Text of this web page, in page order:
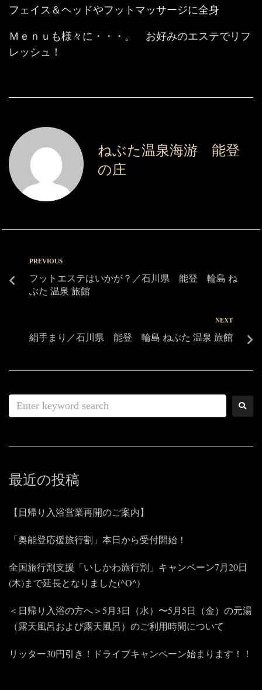
フェイス＆ヘッドやフットマッサージに全身
Ｍｅｎｕも様々に・・・。 お好みのエステでリフ
レッシュ！
ねぶた温泉海游 能登
の庄
PREVIOUS
フットエステはいかが？／石川県 能登 輪島 ね
ぶた 温泉 旅館
NEXT
絹手まり／石川県 能登 輪島 ねぶた 温泉 旅館
最近の投稿
【日帰り入浴営業再開のご案内】
「奥能登応援旅行割」本日から受付開始！
全国旅行割支援「いしかわ旅行割」キャンペーン7月20日
(木)まで延長となりました(^O^)
＜日帰り入浴の方へ＞5月3日（水）〜5月5日（金）の元湯
（露天風呂および露天風呂）のご利用時間について
リッター30円引き！ドライブキャンペーン始まります！！